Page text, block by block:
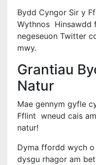
Bydd Cyngor Sir y
Wythnos Hinsawdd
negeseuon Twitter
mwy.
Grantiau
Natur
Mae gennym gyfle
Fflint wneud cais
natur!
Dyma ffordd wych o
dysgu rhagor am